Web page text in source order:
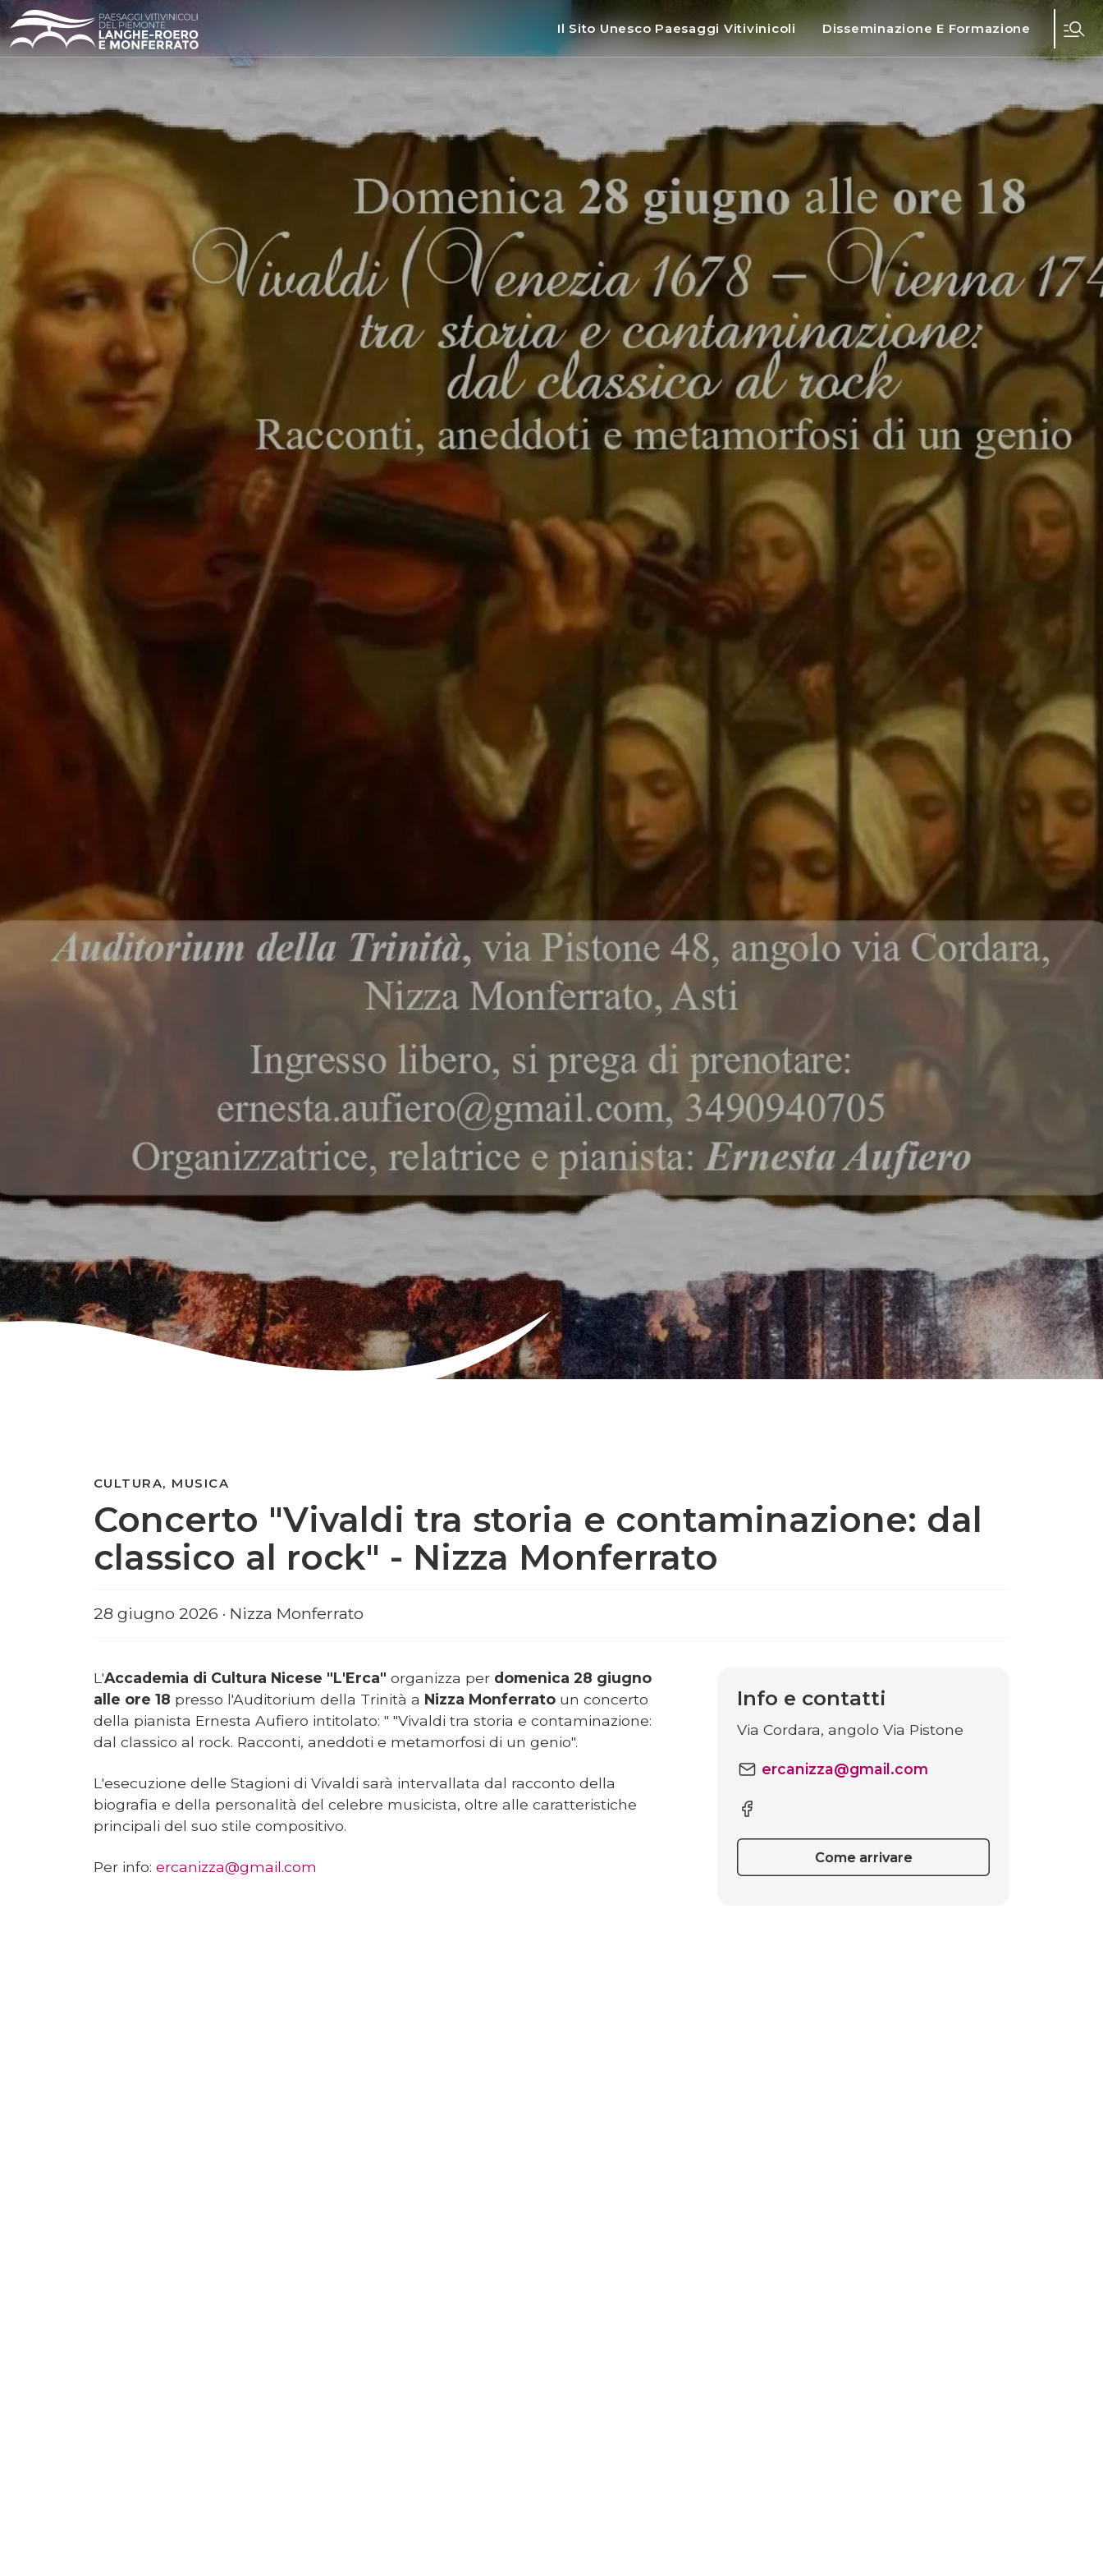
Il Sito Unesco Paesaggi Vitivinicoli Disseminazione E Formazione
Concerto "Vivaldi tra storia e contaminazione: dal
classico al rock" - Nizza Monferrato
CULTURA, MUSICA
28 giugno 2026 · Nizza Monferrato
L'Accademia di Cultura Nicese "L'Erca" organizza per domenica 28 giugno
alle ore 18 presso l'Auditorium della Trinità a Nizza Monferrato un concerto
della pianista Ernesta Aufiero intitolato: " "Vivaldi tra storia e contaminazione:
dal classico al rock. Racconti, aneddoti e metamorfosi di un genio".
L'esecuzione delle Stagioni di Vivaldi sarà intervallata dal racconto della
biografia e della personalità del celebre musicista, oltre alle caratteristiche
principali del suo stile compositivo.
Per info: ercanizza@gmail.com
Info e contatti
Via Cordara, angolo Via Pistone
ercanizza@gmail.com
Come arrivare